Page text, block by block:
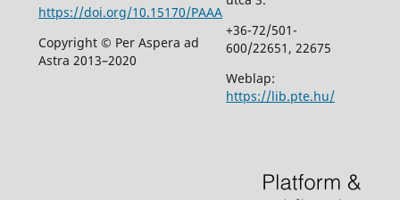
https://doi.org/10.15170/PAAA
Copyright © Per Aspera ad
Astra 2013–2020
+36-72/501-
600/22651, 22675
Weblap:
https://lib.pte.hu/